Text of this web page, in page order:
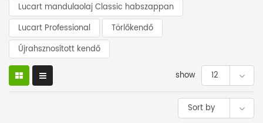
Lucart mandulaolaj Classic habszappan
Lucart Professional
Törlőkendő
Újrahsznosított kendő
show 12
Sort by